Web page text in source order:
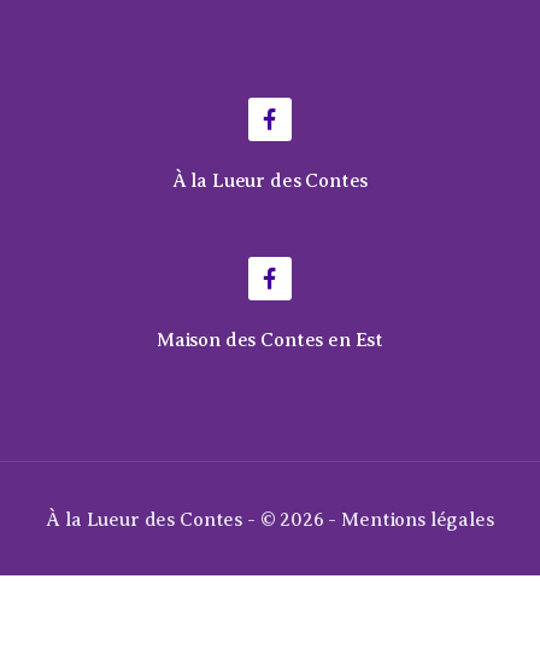
À la Lueur des Contes
Maison des Contes en Est
À la Lueur des Contes - © 2026 - Mentions légales